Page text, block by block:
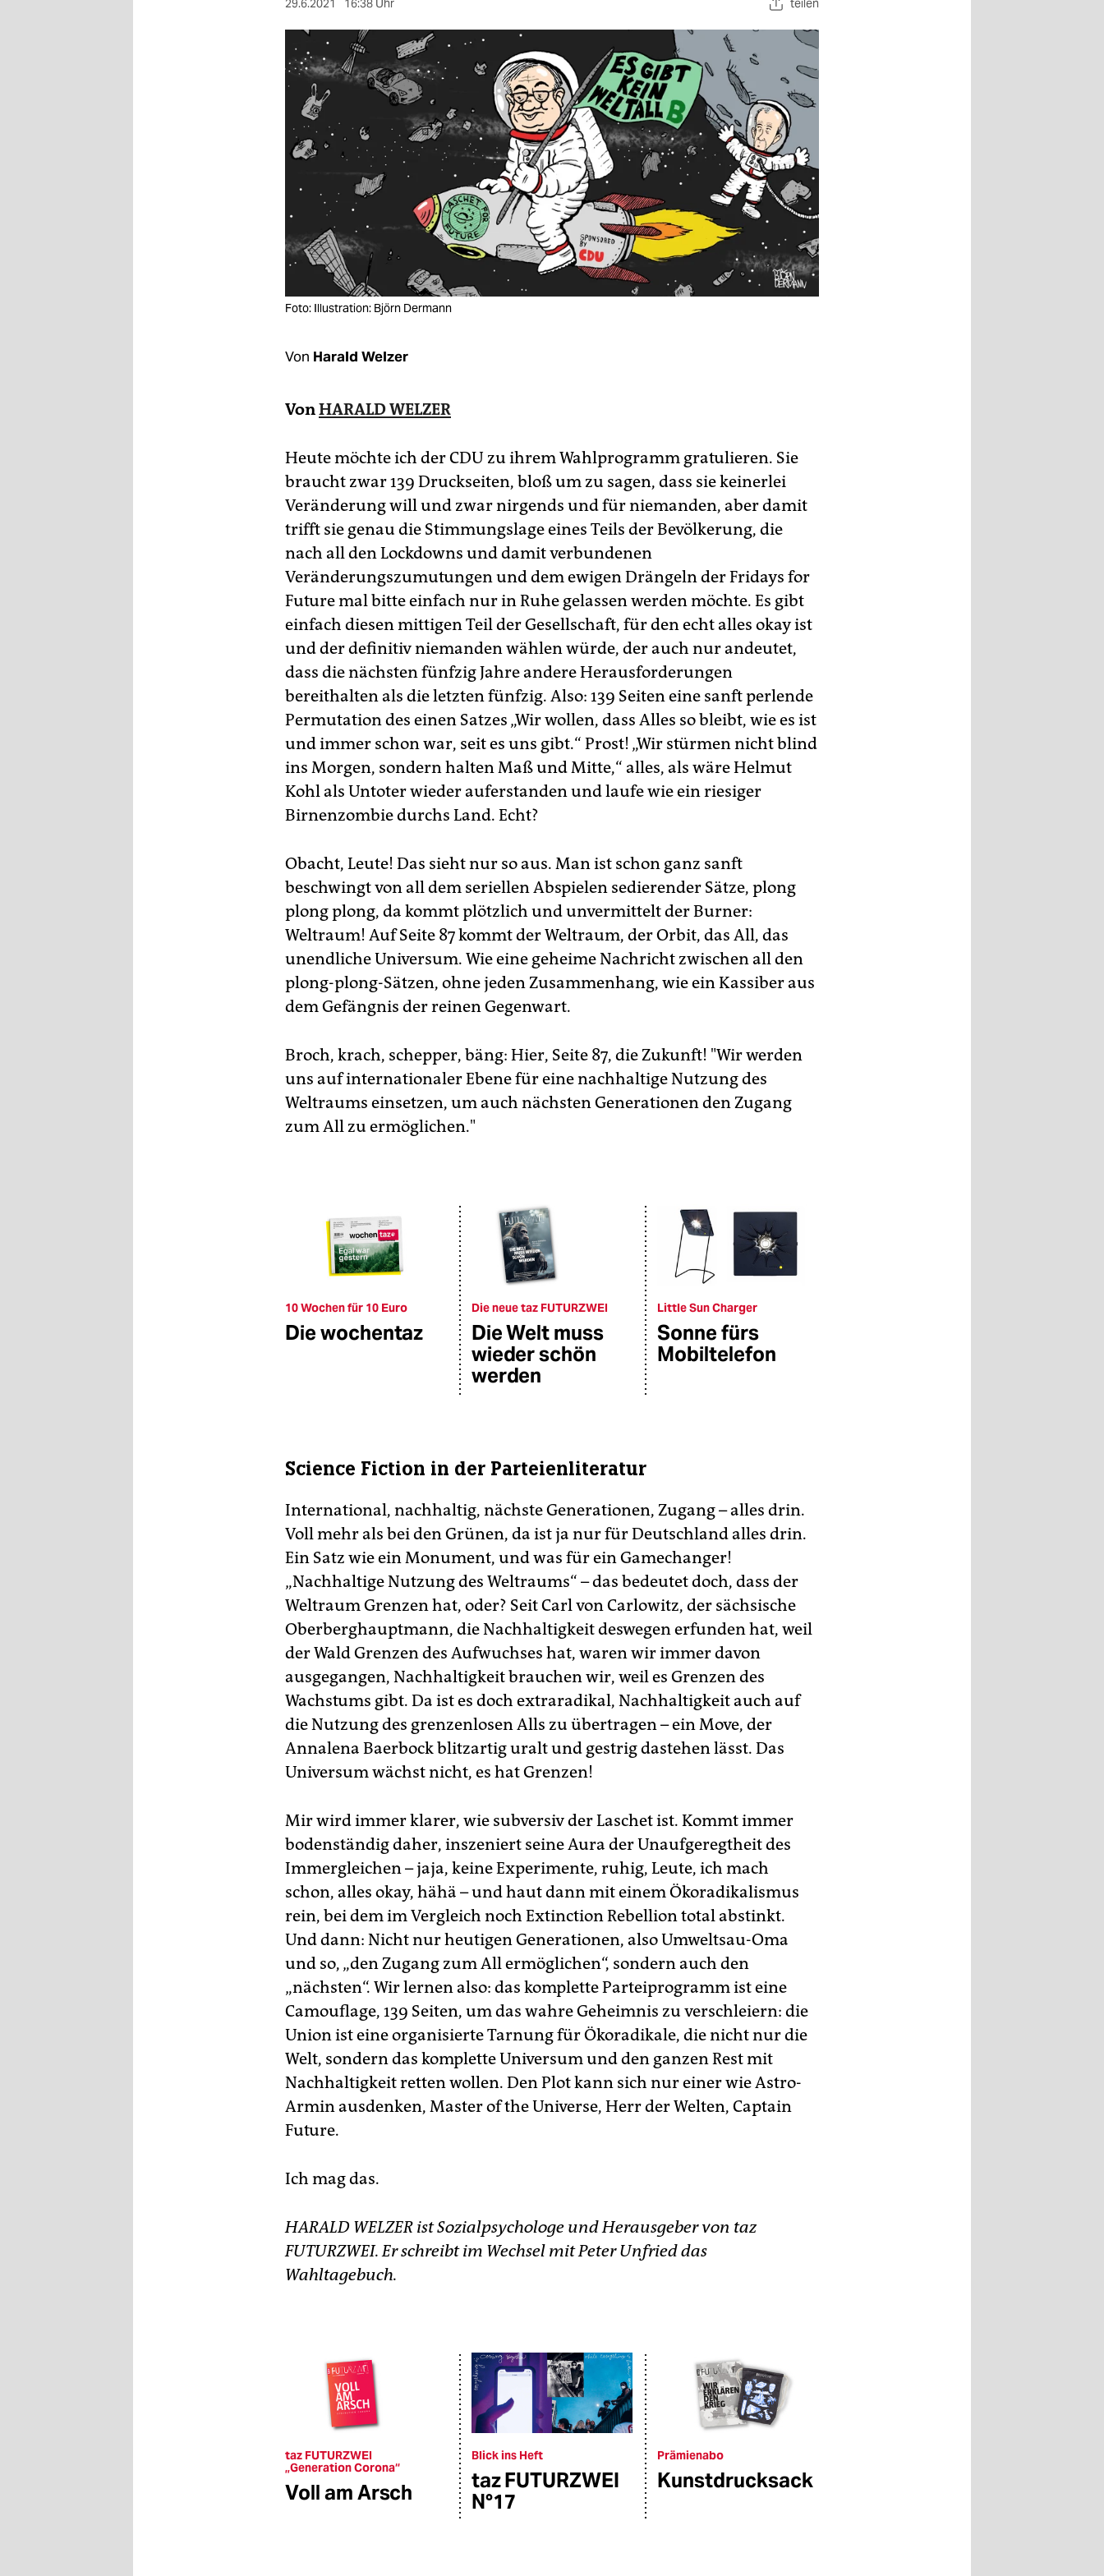
29.6.2021 16:38 Uhr teilen
Foto: Illustration: Björn Dermann
Von Harald Welzer
VonHARALD WELZER
Heute möchte ich der CDU zu ihrem Wahlprogramm gratulieren. Sie
braucht zwar 139 Druckseiten, bloß um zu sagen, dass sie keinerlei
Veränderung will und zwar nirgends und für niemanden, aber damit
trifft sie genau die Stimmungslage eines Teils der Bevölkerung, die
nach all den Lockdowns und damit verbundenen
Veränderungszumutungen und dem ewigen Drängeln der Fridays for
Future mal bitte einfach nur in Ruhe gelassen werden möchte. Es gibt
einfach diesen mittigen Teil der Gesellschaft, für den echt alles okay ist
und der definitiv niemanden wählen würde, der auch nur andeutet,
dass die nächsten fünfzig Jahre andere Herausforderungen
bereithalten als die letzten fünfzig. Also: 139 Seiten eine sanft perlende
Permutation des einen Satzes „Wir wollen, dass Alles so bleibt, wie es ist
und immer schon war, seit es uns gibt.“ Prost! „Wir stürmen nicht blind
ins Morgen, sondern halten Maß und Mitte,“ alles, als wäre Helmut
Kohl als Untoter wieder auferstanden und laufe wie ein riesiger
Birnenzombie durchs Land. Echt?
Obacht, Leute! Das sieht nur so aus. Man ist schon ganz sanft
beschwingt von all dem seriellen Abspielen sedierender Sätze, plong
plong plong, da kommt plötzlich und unvermittelt der Burner:
Weltraum! Auf Seite 87 kommt der Weltraum, der Orbit, das All, das
unendliche Universum. Wie eine geheime Nachricht zwischen all den
plong-plong-Sätzen, ohne jeden Zusammenhang, wie ein Kassiber aus
dem Gefängnis der reinen Gegenwart.
Broch, krach, schepper, bäng: Hier, Seite 87, die Zukunft! "Wir werden
uns auf internationaler Ebene für eine nachhaltige Nutzung des
Weltraums einsetzen, um auch nächsten Generationen den Zugang
zum All zu ermöglichen."
10 Wochen für 10 Euro
Die wochentaz
Die neue taz FUTURZWEI
Die Welt muss
wieder schön
werden
Little Sun Charger
Sonne fürs
Mobiltelefon
Science Fiction in der Parteienliteratur
International, nachhaltig, nächste Generationen, Zugang – alles drin.
Voll mehr als bei den Grünen, da ist ja nur für Deutschland alles drin.
Ein Satz wie ein Monument, und was für ein Gamechanger!
„Nachhaltige Nutzung des Weltraums“ – das bedeutet doch, dass der
Weltraum Grenzen hat, oder? Seit Carl von Carlowitz, der sächsische
Oberberghauptmann, die Nachhaltigkeit deswegen erfunden hat, weil
der Wald Grenzen des Aufwuchses hat, waren wir immer davon
ausgegangen, Nachhaltigkeit brauchen wir, weil es Grenzen des
Wachstums gibt. Da ist es doch extraradikal, Nachhaltigkeit auch auf
die Nutzung des grenzenlosen Alls zu übertragen – ein Move, der
Annalena Baerbock blitzartig uralt und gestrig dastehen lässt. Das
Universum wächst nicht, es hat Grenzen!
Mir wird immer klarer, wie subversiv der Laschet ist. Kommt immer
bodenständig daher, inszeniert seine Aura der Unaufgeregtheit des
Immergleichen – jaja, keine Experimente, ruhig, Leute, ich mach
schon, alles okay, hähä – und haut dann mit einem Ökoradikalismus
rein, bei dem im Vergleich noch Extinction Rebellion total abstinkt.
Und dann: Nicht nur heutigen Generationen, also Umweltsau-Oma
und so, „den Zugang zum All ermöglichen“, sondern auch den
„nächsten“. Wir lernen also: das komplette Parteiprogramm ist eine
Camouflage, 139 Seiten, um das wahre Geheimnis zu verschleiern: die
Union ist eine organisierte Tarnung für Ökoradikale, die nicht nur die
Welt, sondern das komplette Universum und den ganzen Rest mit
Nachhaltigkeit retten wollen. Den Plot kann sich nur einer wie Astro-
Armin ausdenken, Master of the Universe, Herr der Welten, Captain
Future.
Ich mag das.
HARALD WELZER ist Sozialpsychologe und Herausgeber von taz
FUTURZWEI. Er schreibt im Wechsel mit Peter Unfried das
Wahltagebuch.
taz FUTURZWEI
„Generation Corona“
Voll am Arsch
Blick ins Heft
taz FUTURZWEI
N°17
Prämienabo
Kunstdrucksack